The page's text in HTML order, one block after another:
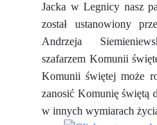
Jacka w Legnicy nasz
został ustanowiony
Andrzeja
szafarzem Komunii
Komunii świętej może
zanosić Komunię świętą
w innych wymiarach